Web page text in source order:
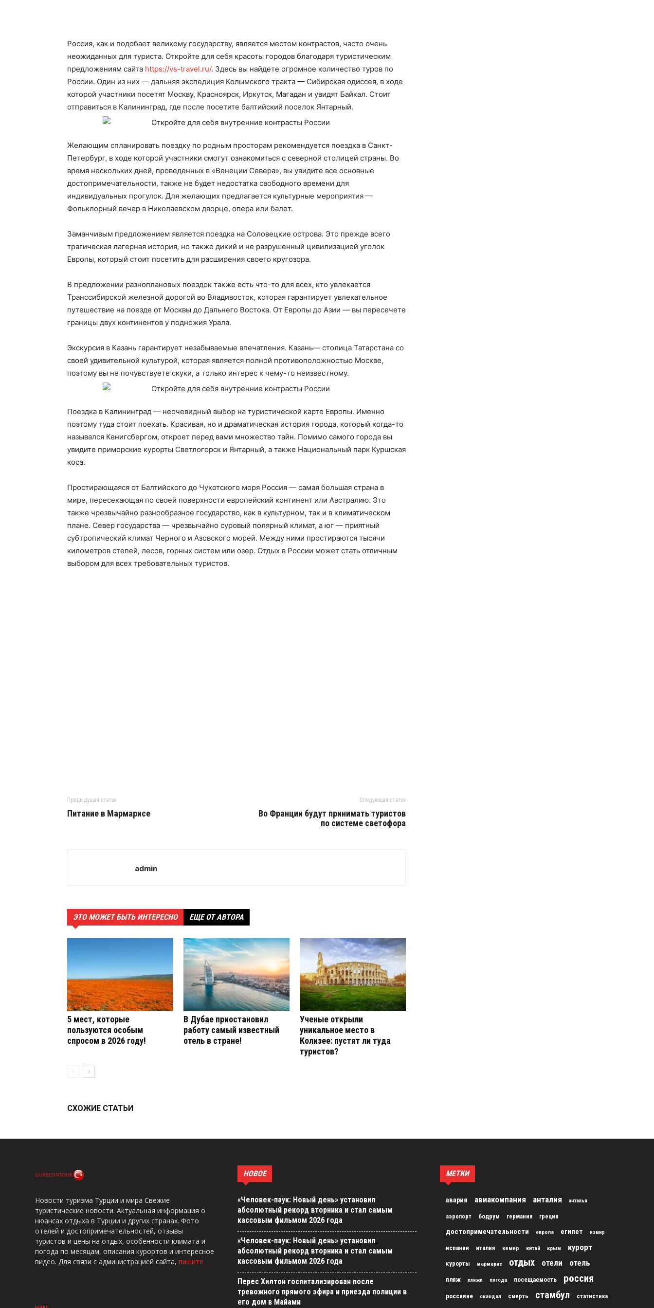
Россия, как и подобает великому государству, является местом контрастов, часто очень
неожиданных для туриста. Откройте для себя красоты городов благодаря туристическим
предложениям сайта https://vs-travel.ru/. Здесь вы найдете огромное количество туров по
России. Один из них — дальняя экспедиция Колымского тракта — Сибирская одиссея, в ходе
которой участники посетят Москву, Красноярск, Иркутск, Магадан и увидят Байкал. Стоит
отправиться в Калининград, где после посетите балтийский поселок Янтарный.
Желающим спланировать поездку по родным просторам рекомендуется поездка в Санкт-
Петербург, в ходе которой участники смогут ознакомиться с северной столицей страны. Во
время нескольких дней, проведенных в «Венеции Севера», вы увидите все основные
достопримечательности, также не будет недостатка свободного времени для
индивидуальных прогулок. Для желающих предлагается культурные мероприятия —
Фольклорный вечер в Николаевском дворце, опера или балет.
Заманчивым предложением является поездка на Соловецкие острова. Это прежде всего
трагическая лагерная история, но также дикий и не разрушенный цивилизацией уголок
Европы, который стоит посетить для расширения своего кругозора.
В предложении разноплановых поездок также есть что-то для всех, кто увлекается
Транссибирской железной дорогой во Владивосток, которая гарантирует увлекательное
путешествие на поезде от Москвы до Дальнего Востока. От Европы до Азии — вы пересечете
границы двух континентов у подножия Урала.
Экскурсия в Казань гарантирует незабываемые впечатления. Казань— столица Татарстана со
своей удивительной культурой, которая является полной противоположностью Москве,
поэтому вы не почувствуете скуки, а только интерес к чему-то неизвестному.
Поездка в Калининград — неочевидный выбор на туристической карте Европы. Именно
поэтому туда стоит поехать. Красивая, но и драматическая история города, который когда-то
назывался Кенигсбергом, откроет перед вами множество тайн. Помимо самого города вы
увидите приморские курорты Светлогорск и Янтарный, а также Национальный парк Куршская
коса.
Простирающаяся от Балтийского до Чукотского моря Россия — самая большая страна в
мире, пересекающая по своей поверхности европейский континент или Австралию. Это
также чрезвычайно разнообразное государство, как в культурном, так и в климатическом
плане. Север государства — чрезвычайно суровый полярный климат, а юг — приятный
субтропический климат Черного и Азовского морей. Между ними простираются тысячи
километров степей, лесов, горных систем или озер. Отдых в России может стать отличным
выбором для всех требовательных туристов.
Предыдущая статья
Питание в Мармарисе
Следующая статья
Во Франции будут принимать туристов
по системе светофора
admin
ЭТО МОЖЕТ БЫТЬ ИНТЕРЕСНО ЕЩЕ ОТ АВТОРА
5 мест, которые
пользуются особым
спросом в 2026 году!
В Дубае приостановил
работу самый известный
отель в стране!
Ученые открыли
уникальное место в
Колизее: пустят ли туда
туристов?
СХОЖИЕ СТАТЬИ
Новости туризма Турции и мира Свежие
туристические новости. Актуальная информация о
нюансах отдыха в Турции и других странах. Фото
отелей и достопримечательностей, отзывы
туристов и цены на отдых, особенности климата и
погода по месяцам, описания курортов и интересное
видео. Для связи с администрацией сайта, пишите
НОВОЕ
«Человек-паук: Новый день» установил
абсолютный рекорд вторника и стал самым
кассовым фильмом 2026 года
«Человек-паук: Новый день» установил
абсолютный рекорд вторника и стал самым
кассовым фильмом 2026 года
Перес Хилтон госпитализирован после
тревожного прямого эфира и приезда полиции в
его дом в Майами
МЕТКИ
авария авиакомпания анталия анталья
аэропорт бодрум германия греция
достопримечательности европа египет измир
испания италия кемер китай крым курорт
курорты мармарис отдых отели отель
пляж пляжи погода посещаемость россия
россияне скандал смерть стамбул статистика